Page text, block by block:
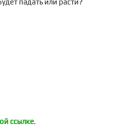
падать или расти?
ссылке.